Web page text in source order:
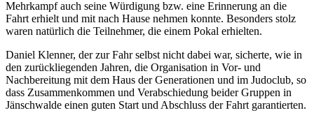
Mehrkampf auch seine Würdigung bzw. eine Erinnerung an die
Fahrt erhielt und mit nach Hause nehmen konnte. Besonders stolz
waren natürlich die Teilnehmer, die einem Pokal erhielten.
Daniel Klenner, der zur Fahr selbst nicht dabei war, sicherte, wie in
den zurückliegenden Jahren, die Organisation in Vor- und
Nachbereitung mit dem Haus der Generationen und im Judoclub, so
dass Zusammenkommen und Verabschiedung beider Gruppen in
Jänschwalde einen guten Start und Abschluss der Fahrt garantierten.